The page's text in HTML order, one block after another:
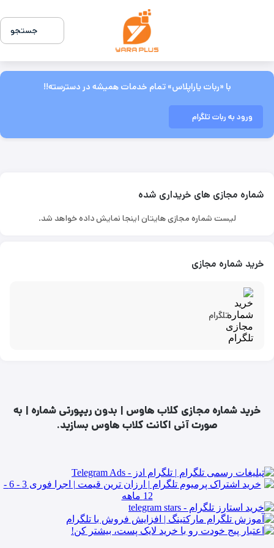
جستجو
با «ربات یاراپلاس» تمام خدمات همیشه در دسترسته!!
ورود به ربات تلگرام
شماره مجازی های خریداری شده
لیست شماره مجازی هایتان اینجا نمایش داده خواهد شد.
خرید شماره مجازی
تلگرام
خرید شماره مجازی کلاب هاوس | بدون ریپورتی شماره | به
صورت آنی اکانت کلاب هاوس بسازید.